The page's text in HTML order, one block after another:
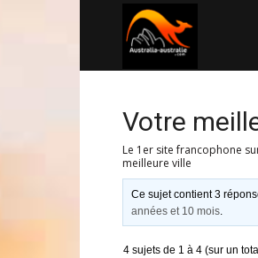
Votre
Le 1er site francophone
meilleure ville
Ce sujet contient 3
années et 10 mois.
4 sujets de 1 à 4 (sur un